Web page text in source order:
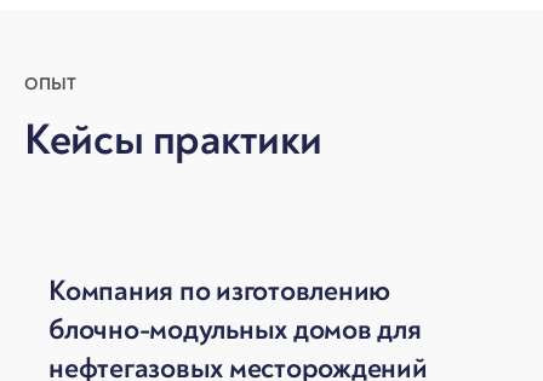
ОПЫТ
Кейсы практики
Компания по изготовлению
блочно-модульных домов для
нефтегазовых месторождений